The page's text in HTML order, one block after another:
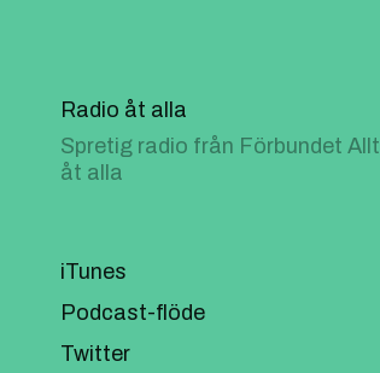
Radio åt alla
Spretig radio från Förbundet Allt
åt alla
iTunes
Podcast-flöde
Twitter